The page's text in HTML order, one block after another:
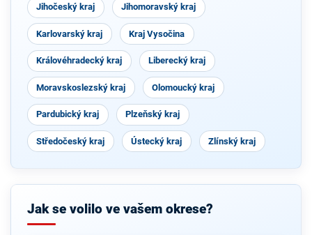
Jihočeský kraj Jihomoravský kraj
Karlovarský kraj Kraj Vysočina
Královéhradecký kraj Liberecký kraj
Moravskoslezský kraj Olomoucký kraj
Pardubický kraj Plzeňský kraj
Středočeský kraj Ústecký kraj Zlínský kraj
Jak se volilo ve vašem okrese?